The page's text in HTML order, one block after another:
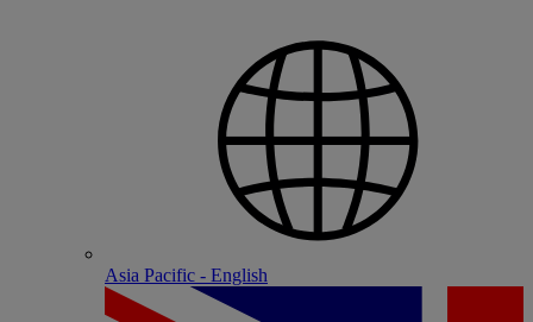
Asia Pacific - English